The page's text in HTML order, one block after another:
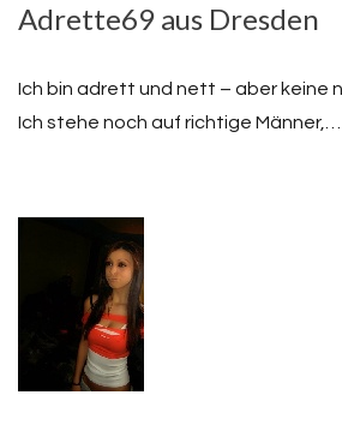
Adrette69 aus Dresden
Ich bin adrett und nett – aber keine
Ich stehe noch auf richtige Männer,…